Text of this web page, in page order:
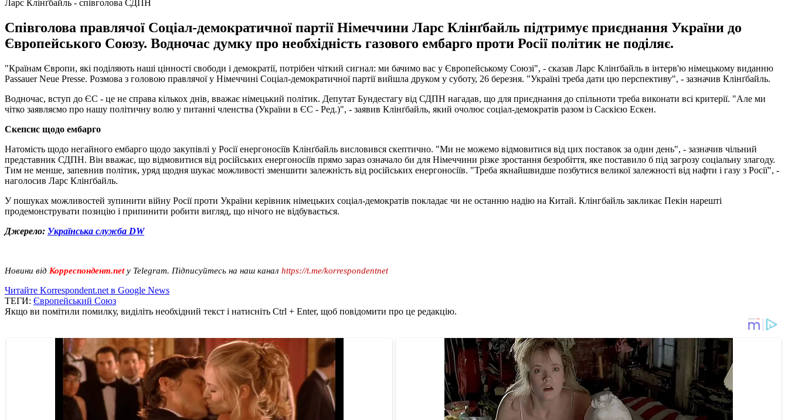
Ларс Клінґбайль - співголова СДПН
Співголова правлячої Соціал-демократичної партії Німеччини Ларс Клінґбайль підтримує приєднання України до
Європейського Союзу. Водночас думку про необхідність газового ембарго проти Росії політик не поділяє.
"Країнам Європи, які поділяють наші цінності свободи і демократії, потрібен чіткий сигнал: ми бачимо вас у Європейському Союзі", - сказав Ларс Клінґбайль в інтерв'ю німецькому виданню
Passauer Neue Presse. Розмова з головою правлячої у Німеччині Соціал-демократичної партії вийшла друком у суботу, 26 березня. "Україні треба дати цю перспективу", - зазначив Клінґбайль.
Водночас, вступ до ЄС - це не справа кількох днів, вважає німецький політик. Депутат Бундестагу від СДПН нагадав, що для приєднання до спільноти треба виконати всі критерії. "Але ми
чітко заявляємо про нашу політичну волю у питанні членства (України в ЄС - Ред.)", - заявив Клінґбайль, який очолює соціал-демократів разом із Саскією Ескен.
Скепсис щодо ембарго
Натомість щодо негайного ембарго щодо закупівлі у Росії енергоносіїв Клінґбайль висловився скептично. "Ми не можемо відмовитися від цих поставок за один день", - зазначив чільний
представник СДПН. Він вважає, що відмовитися від російських енергоносіїв прямо зараз означало би для Німеччини різке зростання безробіття, яке поставило б під загрозу соціальну злагоду.
Тим не менше, запевнив політик, уряд щодня шукає можливості зменшити залежність від російських енергоносіїв. "Треба якнайшвидше позбутися великої залежності від нафти і газу з Росії", -
наголосив Ларс Клінґбайль.
У пошуках можливостей зупинити війну Росії проти України керівник німецьких соціал-демократів покладає чи не останню надію на Китай. Клінгбайль закликає Пекін нарешті
продемонструвати позицію і припинити робити вигляд, що нічого не відбувається.
Джерело: Українська служба DW
Новини від Корреспондент.netу Telegram. Підписуйтесь на наш канал https://t.me/korrespondentnet
Читайте Korrespondent.net в Google News
ТЕГИ: Європейський Союз
Якщо ви помітили помилку, виділіть необхідний текст і натисніть Ctrl + Enter, щоб повідомити про це редакцію.